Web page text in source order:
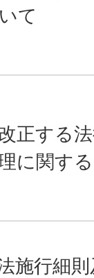
て
正する
に関す
施行細